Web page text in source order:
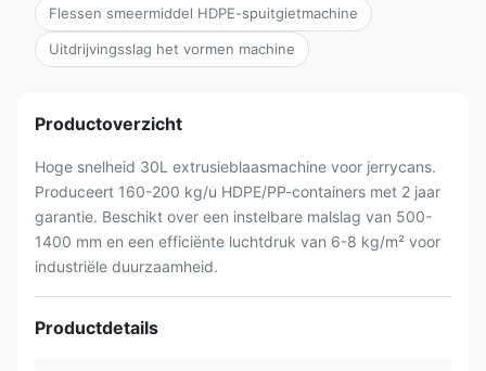
Flessen smeermiddel HDPE-spuitgietmachine
Uitdrijvingsslag het vormen machine
Productoverzicht
Hoge snelheid 30L extrusieblaasmachine voor jerrycans.
Produceert 160-200 kg/u HDPE/PP-containers met 2 jaar
garantie. Beschikt over een instelbare malslag van 500-
1400 mm en een efficiënte luchtdruk van 6-8 kg/m² voor
industriële duurzaamheid.
Productdetails